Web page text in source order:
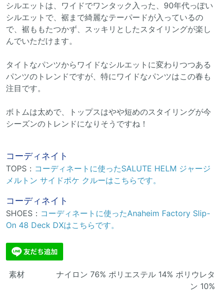
シルエットは、ワイドでワンタック入った、90年代っぽい
シルエットで、裾まで綺麗なテーパードが入っているの
で、裾ももたつかず、スッキリとしたスタイリングが楽し
んでいただけます。
タイトなパンツからワイドなシルエットに変わりつつある
パンツのトレンドですが、特にワイドなパンツはこの春も
注目です。
ボトムは太めで、トップスはやや短めのスタイリングが今
シーズンのトレンドになりそうですね！
コーディネイト
TOPS： コーディネートに使ったSALUTE HELM ジャージ
メルトン サイドポケ クルーはこちらです。
コーディネイト
SHOES： コーディネートに使ったAnaheim Factory Slip-
On 48 Deck DXはこちらです。
素材 ナイロン 76% ポリエステル 14% ポリウレタ
ン 10%